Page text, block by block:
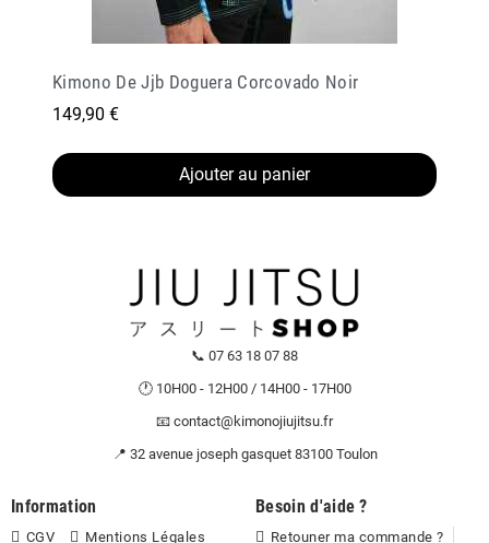
Kimono De Jjb Doguera Corcovado Noir
149,90 €
Ajouter au panier
📞 07 63 18 07 88
🕐 10H00 - 12H00 / 14H00 - 17H00
📧 contact@kimonojiujitsu.fr
📍 32 avenue joseph gasquet 83100 Toulon
Information
CGV Mentions Légales
Besoin d'aide ?
Retouner ma commande ?